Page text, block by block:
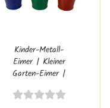
Kinder-Metall-
Eimer | Kleiner
Garten-Eimer |
Rot-Blau-Grün |